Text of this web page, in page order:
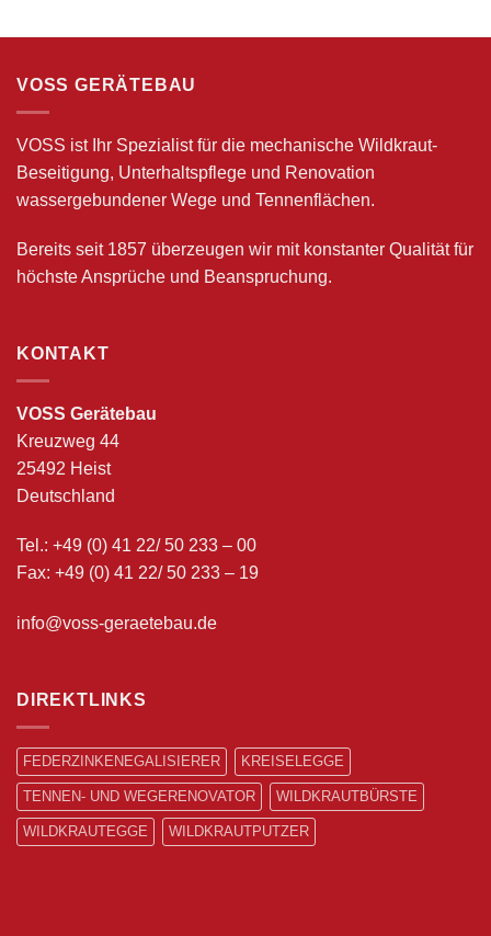
VOSS GERÄTEBAU
VOSS ist Ihr Spezialist für die mechanische Wildkraut-
Beseitigung, Unterhaltspflege und Renovation
wassergebundener Wege und Tennenflächen.
Bereits seit 1857 überzeugen wir mit konstanter Qualität für
höchste Ansprüche und Beanspruchung.
KONTAKT
VOSS Gerätebau
Kreuzweg 44
25492 Heist
Deutschland
Tel.: +49 (0) 41 22/ 50 233 – 00
Fax: +49 (0) 41 22/ 50 233 – 19
info@voss-geraetebau.de
DIREKTLINKS
FEDERZINKENEGALISIERER KREISELEGGE
TENNEN- UND WEGERENOVATOR WILDKRAUTBÜRSTE
WILDKRAUTEGGE WILDKRAUTPUTZER